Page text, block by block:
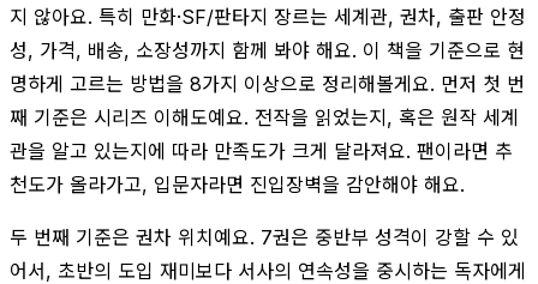
지 않아요. 특히 만화·SF/판타지 장르는 세계관, 권차, 출판 안정
성, 가격, 배송, 소장성까지 함께 봐야 해요. 이 책을 기준으로 현
명하게 고르는 방법을 8가지 이상으로 정리해볼게요. 먼저 첫 번
째 기준은 시리즈 이해도예요. 전작을 읽었는지, 혹은 원작 세계
관을 알고 있는지에 따라 만족도가 크게 달라져요. 팬이라면 추
천도가 올라가고, 입문자라면 진입장벽을 감안해야 해요.
두 번째 기준은 권차 위치예요. 7권은 중반부 성격이 강할 수 있
어서, 초반의 도입 재미보다 서사의 연속성을 중시하는 독자에게